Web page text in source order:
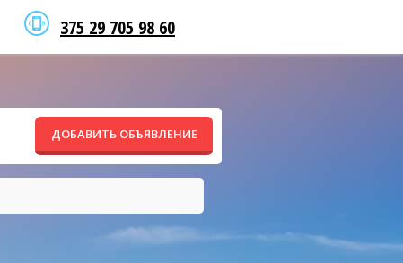
375 29 705 98 60
ДОБАВИТЬ ОБЪЯВЛЕНИЕ